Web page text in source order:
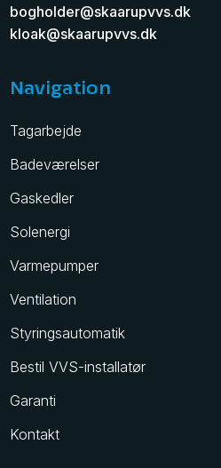
bogholder@skaarupvvs.dk
kloak@skaarupvvs.dk
Navigation
Tagarbejde
Badeværelser
Gaskedler
Solenergi
Varmepumper
Ventilation
Styringsautomatik
Bestil VVS-installatør
Garanti
Kontakt